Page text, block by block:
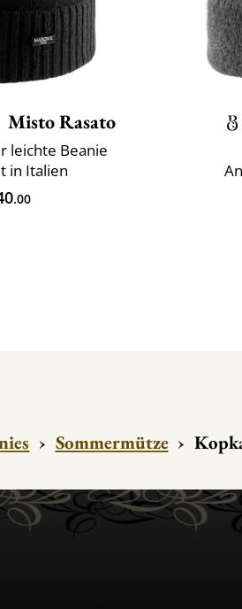
Misto Rasato
leichte Beanie
in Italien
.00
› Sommermütze ›